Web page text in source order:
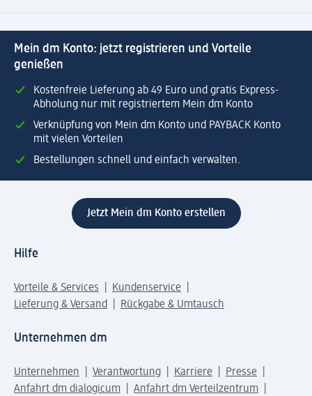
Mein dm Konto: jetzt registrieren und Vorteile
genießen
Kostenfreie Lieferung ab 49 Euro und gratis Express-
Abholung nur mit registriertem Mein dm Konto
Verknüpfung von Mein dm Konto und PAYBACK Konto
mit vielen Vorteilen
Bestellungen schnell und einfach verwalten.
Jetzt Mein dm Konto erstellen
Hilfe
Vorteile & Services
Kundenservice
Lieferung & Versand
Rückgabe & Umtausch
Unternehmen dm
Unternehmen Verantwortung Karriere
Presse
Anfahrt dm dialogicum
Anfahrt dm Verteilzentrum